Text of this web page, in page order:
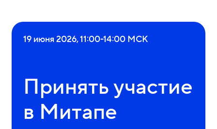
19 июня 2026, 11:00-14:00 МСК
Принять участие
в Митапе